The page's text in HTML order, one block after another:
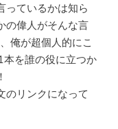
っているかは知ら
の偉人がそんな言
俺が超個人的にこ
を誰の役に立つか
のリンクになって